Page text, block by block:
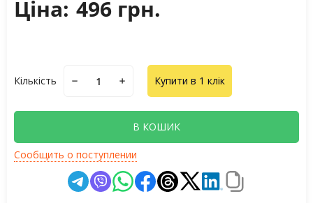
Ціна: 496 грн.
Кількість Купити в 1 клік
В КОШИК
Сообщить о поступлении